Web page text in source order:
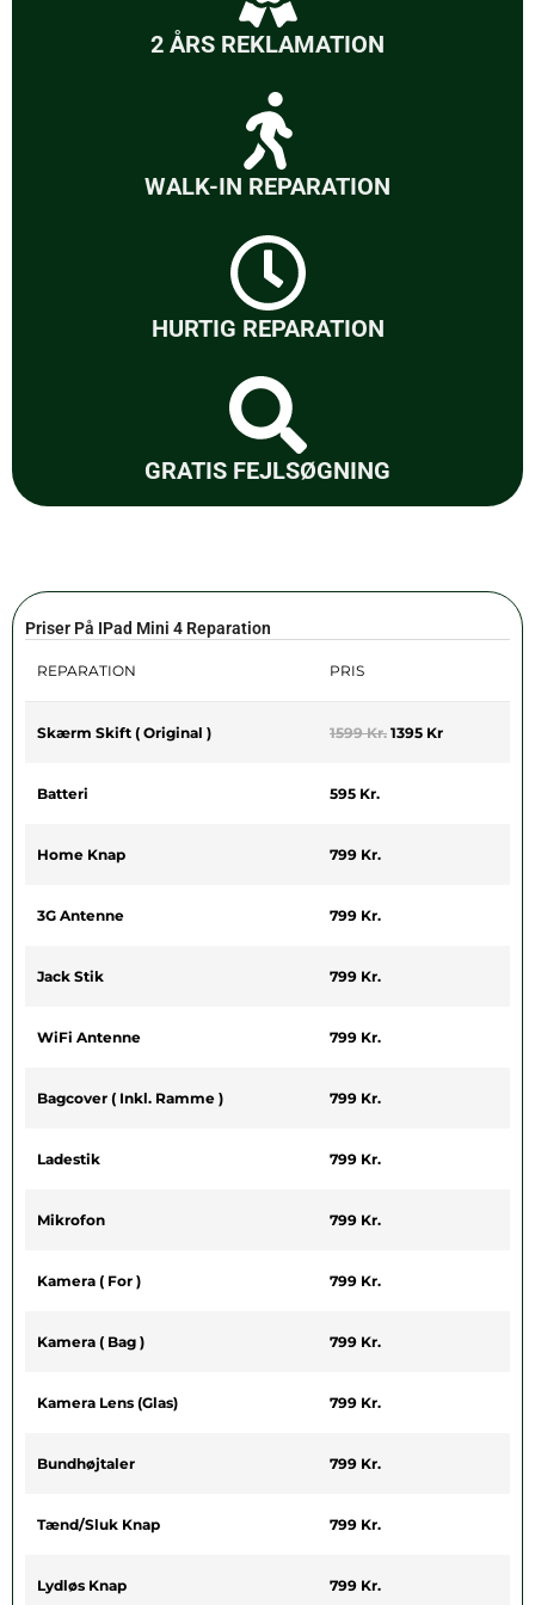
2 ÅRS REKLAMATION
WALK-IN REPARATION
HURTIG REPARATION
GRATIS FEJLSØGNING
Priser På IPad Mini 4 Reparation
REPARATION PRIS
Skærm Skift ( Original ) 1599 Kr. 1395 Kr
Batteri 595 Kr.
Home Knap 799 Kr.
3G Antenne 799 Kr.
Jack Stik 799 Kr.
WiFi Antenne 799 Kr.
Bagcover ( Inkl. Ramme ) 799 Kr.
Ladestik 799 Kr.
Mikrofon 799 Kr.
Kamera ( For ) 799 Kr.
Kamera ( Bag ) 799 Kr.
Kamera Lens (Glas) 799 Kr.
Bundhøjtaler 799 Kr.
Tænd/sluk Knap 799 Kr.
Lydløs Knap 799 Kr.